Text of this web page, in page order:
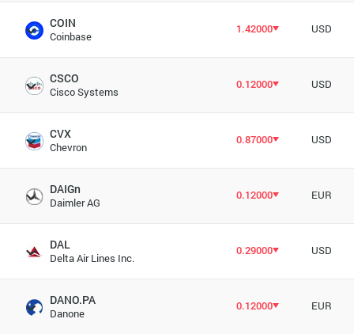
COIN
Coinbase
1.42000 USD
CSCO
Cisco Systems
0.12000 USD
CVX
Chevron
0.87000 USD
DAIGn
Daimler AG
0.12000 EUR
DAL
Delta Air Lines Inc.
0.29000 USD
DANO.PA
Danone
0.12000 EUR